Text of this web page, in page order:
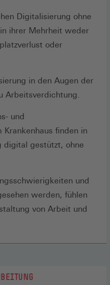
Digitalisierung ohne
ihrer Mehrheit weder
oder
in den Augen der
Arbeitsverdichtung.
und
Krankenhaus finden in
digital gestützt, ohne
und
werden, fühlen
von Arbeit und